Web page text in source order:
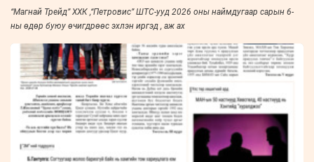
“Магнай Трейд” ХХК ,“Петровис” ШТС-ууд 2026 оны наймдугаар сарын 6-
ны өдөр буюу өчигдрөөс эхлэн иргэд , аж ах